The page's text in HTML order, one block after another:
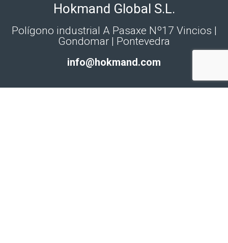
Hokmand Global S.L.
Polígono industrial A Pasaxe Nº17 Vincios |
Gondomar | Pontevedra
info@hokmand.com